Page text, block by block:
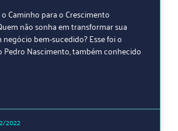
Caminho para o Crescimento
não sonha em transformar sua
bem-sucedido? Esse foi o
Pedro Nascimento, também conhecido
2022